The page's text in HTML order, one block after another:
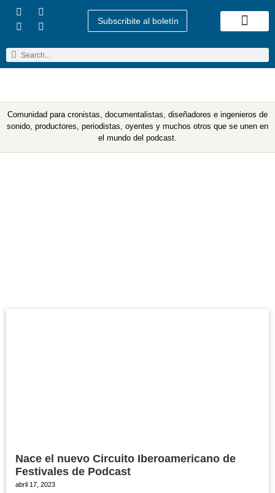
Subscribite al boletín
Comunidad para cronistas, documentalistas, diseñadores e ingenieros de
sonido, productores, periodistas, oyentes y muchos otros que se unen en
el mundo del podcast.
Nace el nuevo Circuito Iberoamericano de
Festivales de Podcast
abril 17, 2023